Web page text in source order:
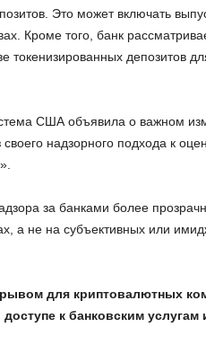
Это может включать
Кроме того, банк
токенизированных депозитов
США объявила о важном
надзорного подхода к
за банками более
а не на субъективных или
для криптовалютных
к банковским услугам